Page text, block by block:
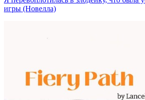
игры (Новелла)